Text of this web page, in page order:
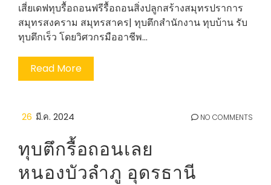
เสี่ยเดฟทุบรื้อถอนฟรีรื้อถอนสิ่งปลูกสร้างสมุทรปราการ
สมุทรสงคราม สมุทรสาคร| ทุบตึกสำนักงาน ทุบบ้าน รับ
ทุบตึกเร็ว โดยวิศวกรมืออาชีพ…
Read More
26 มี.ค. 2024 NO COMMENTS
ทุบตึกรื้อถอนเลย
หนองบัวลำภู อุดรธานี